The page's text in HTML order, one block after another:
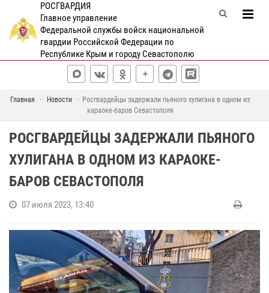
РОСГВАРДИЯ
Главное управление
Федеральной службы войск национальной
гвардии Российской Федерации по
Республике Крым и городу Севастополю
Главная Новости
Росгвардейцы задержали пьяного хулигана в одном из
караоке-баров Севастополя
РОСГВАРДЕЙЦЫ ЗАДЕРЖАЛИ ПЬЯНОГО
ХУЛИГАНА В ОДНОМ ИЗ КАРАОКЕ-
БАРОВ СЕВАСТОПОЛЯ
07 июля 2023, 13:40